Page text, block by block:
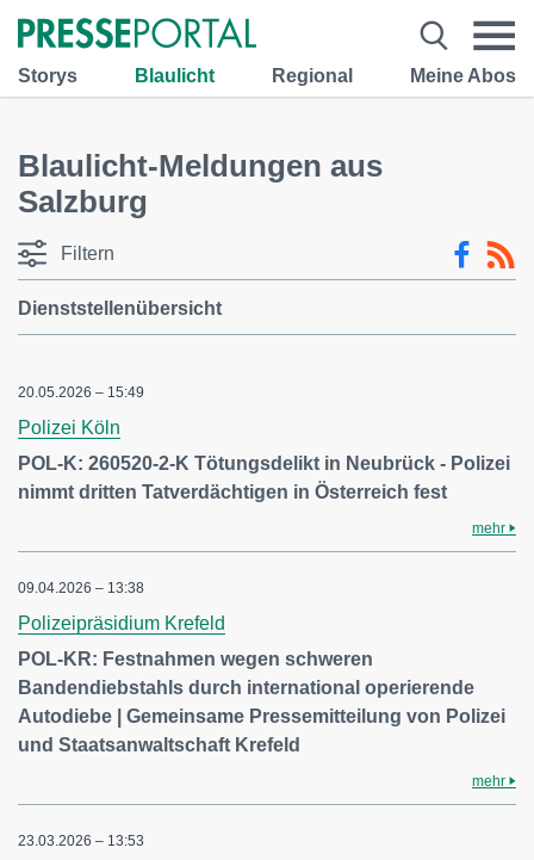
Storys Blaulicht Regional Meine Abos
Blaulicht-Meldungen aus
Salzburg
Filtern
Dienststellenübersicht
20.05.2026 – 15:49
Polizei Köln
POL-K: 260520-2-K Tötungsdelikt in Neubrück - Polizei
nimmt dritten Tatverdächtigen in Österreich fest
mehr
09.04.2026 – 13:38
Polizeipräsidium Krefeld
POL-KR: Festnahmen wegen schweren
Bandendiebstahls durch international operierende
Autodiebe | Gemeinsame Pressemitteilung von Polizei
und Staatsanwaltschaft Krefeld
mehr
23.03.2026 – 13:53